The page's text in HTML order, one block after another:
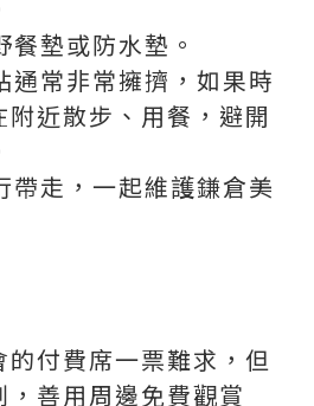
墊或防水墊。
常非常擁擠，如果時
近散步、用餐，避開
走，一起維護鎌倉美
付費席一票難求，但
善用周邊免費觀賞